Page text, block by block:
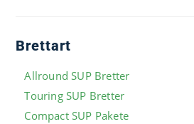
Brettart
Allround SUP Bretter
Touring SUP Bretter
Compact SUP Pakete